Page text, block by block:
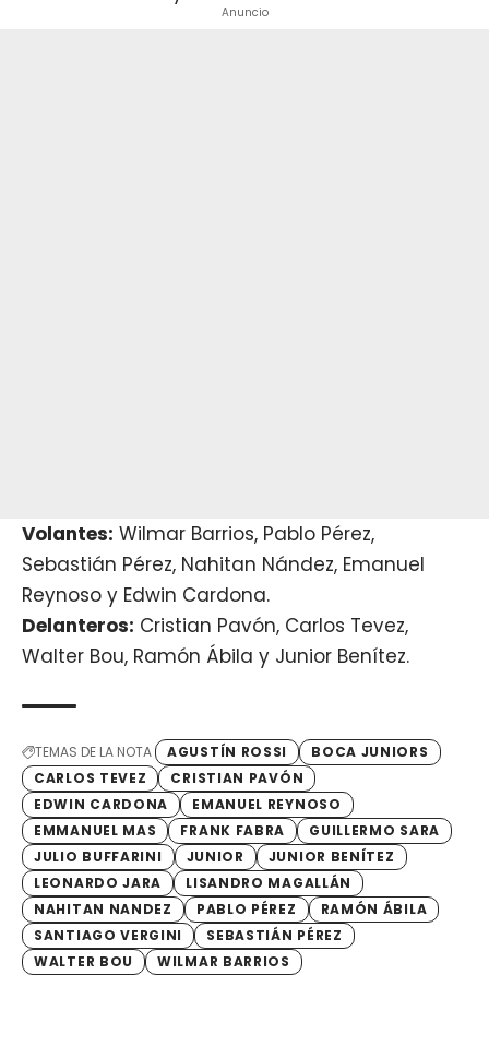
Anuncio
Volantes: Wilmar Barrios, Pablo Pérez,
Sebastián Pérez, Nahitan Nández, Emanuel
Reynoso y Edwin Cardona.
Delanteros: Cristian Pavón, Carlos Tevez,
Walter Bou, Ramón Ábila y Junior Benítez.
TEMAS DE LA NOTA AGUSTÍN ROSSI
BOCA JUNIORS
CARLOS TEVEZ
CRISTIAN PAVÓN
EDWIN CARDONA
EMANUEL REYNOSO
EMMANUEL MAS
FRANK FABRA
GUILLERMO SARA
JULIO BUFFARINI
JUNIOR
JUNIOR BENÍTEZ
LEONARDO JARA
LISANDRO MAGALLÁN
NAHITAN NANDEZ
PABLO PÉREZ
RAMÓN ÁBILA
SANTIAGO VERGINI
SEBASTIÁN PÉREZ
WALTER BOU
WILMAR BARRIOS